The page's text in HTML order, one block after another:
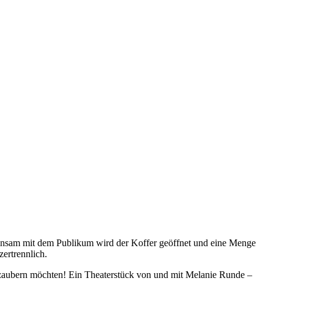
mit dem Publikum wird der Koffer geöffnet und eine Menge
möchten! Ein Theaterstück von und mit Melanie Runde –